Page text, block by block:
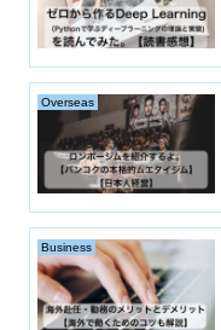
Overseas
Business